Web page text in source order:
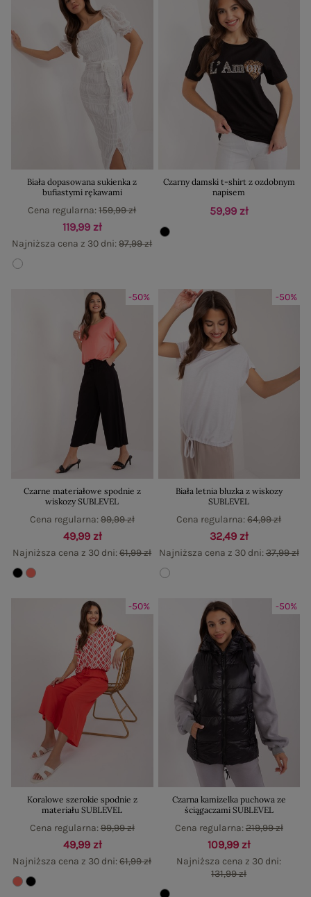
Biała dopasowana sukienka z
bufiastymi rękawami
119,99 zł
Najniższa cena z 30 dni:97,99 zł
Cena regularna:159,99 zł
Czarny damski t-shirt z ozdobnym
napisem
59,99 zł
-50%
Czarne materiałowe spodnie z
wiskozy SUBLEVEL
49,99 zł
Najniższa cena z 30 dni:61,99 zł
Cena regularna:99,99 zł
-50%
Biała letnia bluzka z wiskozy
SUBLEVEL
32,49 zł
Najniższa cena z 30 dni:37,99 zł
Cena regularna:64,99 zł
-50%
Koralowe szerokie spodnie z
materiału SUBLEVEL
49,99 zł
Najniższa cena z 30 dni:61,99 zł
Cena regularna:99,99 zł
-50%
Czarna kamizelka puchowa ze
ściągaczami SUBLEVEL
109,99 zł
Najniższa cena z 30 dni:
131,99 zł
Cena regularna:219,99 zł